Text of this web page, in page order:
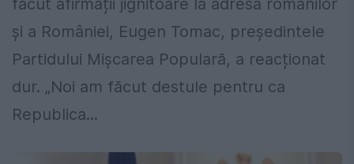
făcut afirmații jignitoare la adresa românilor
și a României, Eugen Tomac, preşedintele
Partidului Mișcarea Populară, a reacționat
dur. „Noi am făcut destule pentru ca
Republica...